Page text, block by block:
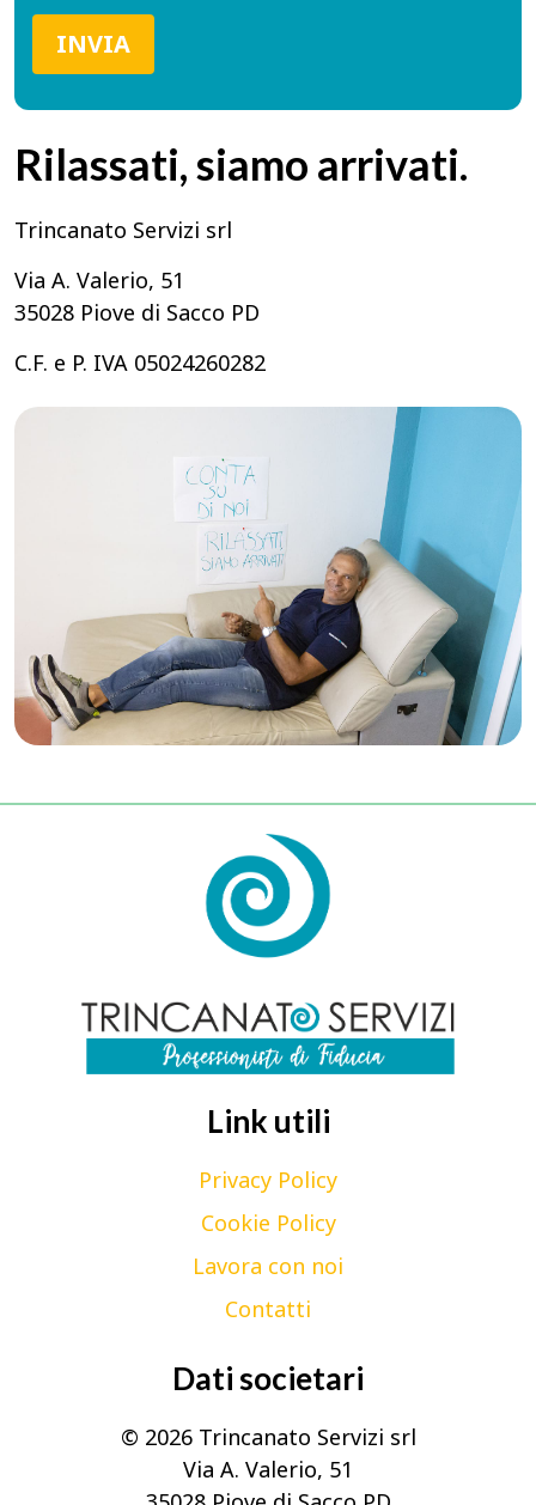
Rilassati, siamo arrivati.
Trincanato Servizi srl
Via A. Valerio, 51
35028 Piove di Sacco PD
C.F. e P. IVA 05024260282
Link utili
Privacy Policy
Cookie Policy
Lavora con noi
Contatti
Dati societari
© 2026 Trincanato Servizi srl
Via A. Valerio, 51